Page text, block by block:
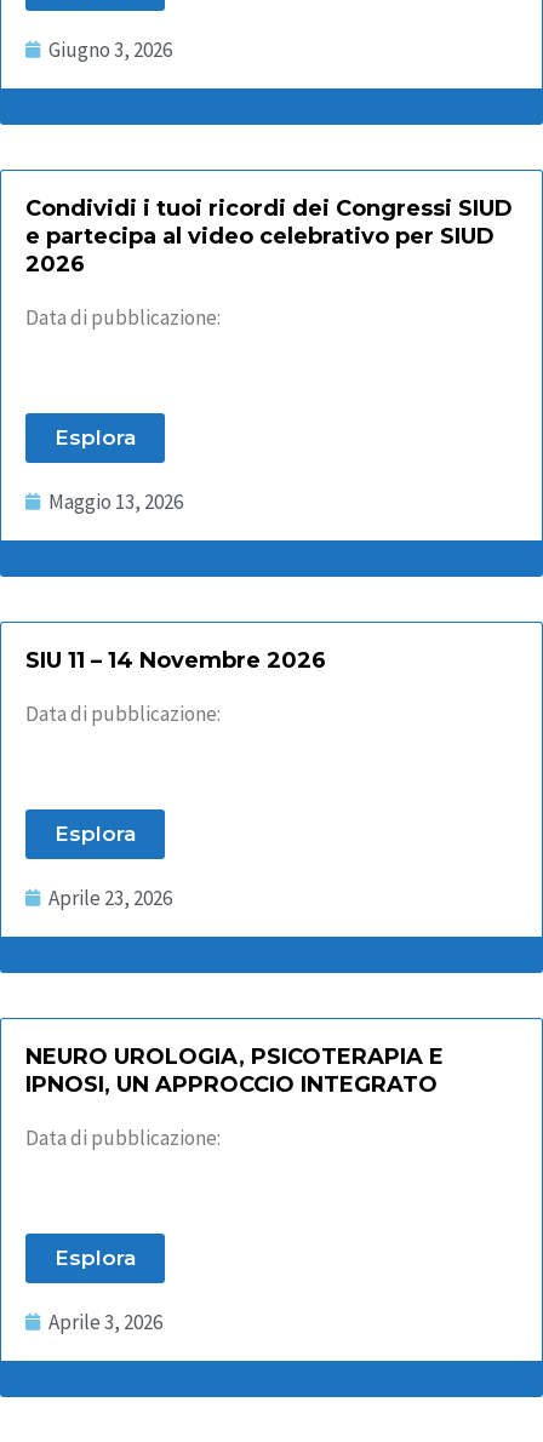
Giugno 3, 2026
Condividi i tuoi ricordi dei Congressi SIUD
e partecipa al video celebrativo per SIUD
2026
Data di pubblicazione:
Esplora
Maggio 13, 2026
SIU 11 – 14 Novembre 2026
Data di pubblicazione:
Esplora
Aprile 23, 2026
NEURO UROLOGIA, PSICOTERAPIA E
IPNOSI, UN APPROCCIO INTEGRATO
Data di pubblicazione:
Esplora
Aprile 3, 2026